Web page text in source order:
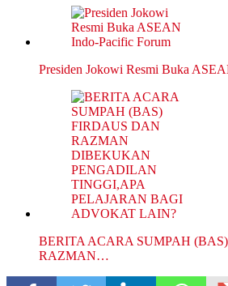
Presiden Jokowi Resmi Buka
BERITA ACARA SUMPAH
RAZMAN…